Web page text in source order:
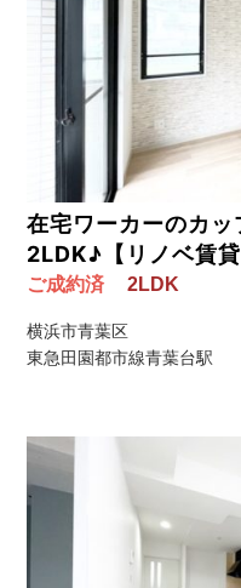
在宅ワーカーのカ
2LDK♪【リノベ賃
ご成約済 2LDK
横浜市青葉区
東急田園都市線青葉台駅